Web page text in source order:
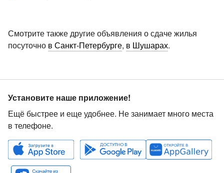
Смотрите также другие объявления о сдаче жилья
посуточно в Санкт-Петербурге, в Шушарах.
Установите наше приложение!
Ещё быстрее и еще удобнее. Не занимает много места
в телефоне.